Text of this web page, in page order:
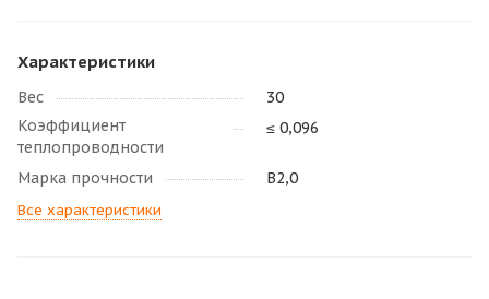
Характеристики
Вес
30
Коэффициент
теплопроводности
≤ 0,096
Марка прочности В2,0
Все характеристики